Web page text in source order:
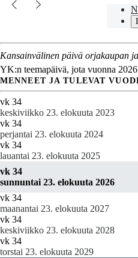
Kansainvälinen päivä orjakaupan
YK:n teemapäivä, jota vuonna
MENNEET JA TULEVAT
vk 34
keskiviikko 23. elokuuta 2023
vk 34
perjantai 23. elokuuta 2024
vk 34
lauantai 23. elokuuta 2025
vk 34
sunnuntai 23. elokuuta 2026
vk 34
maanantai 23. elokuuta 2027
vk 34
keskiviikko 23. elokuuta 2028
vk 34
torstai 23. elokuuta 2029